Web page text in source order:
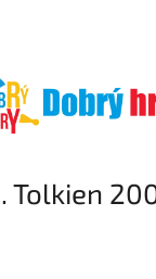
Tolkien